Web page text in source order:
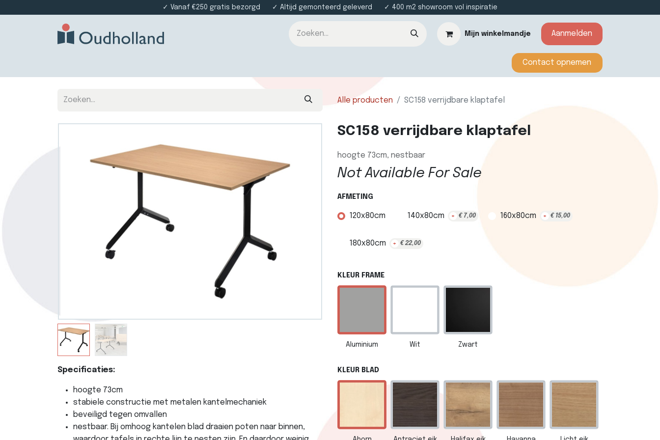
✓ Vanaf €250 gratis bezorgd ✓ Altijd gemonteerd geleverd ✓ 400 m2 showroom vol inspiratie
Mijn winkelmandje Aanmelden
​​​​​​Contact opnemen​​
Alle producten SC158 verrijdbare klaptafel
Specificaties:
hoogte 73cm
stabiele constructie met metalen kantelmechaniek
beveiligd tegen omvallen
nestbaar. Bij omhoog kantelen blad draaien poten naar binnen,
SC158 verrijdbare klaptafel
hoogte 73cm, nestbaar
Not Available For Sale
AFMETING
120x80cm 140x80cm + € 7,00 160x80cm + € 15,00
180x80cm + € 22,00
KLEUR FRAME
Aluminium Wit Zwart
KLEUR BLAD